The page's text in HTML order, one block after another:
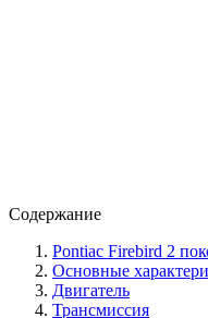
Содержание
Pontiac Firebird 2
Основные
Двигатель
Трансмиссия